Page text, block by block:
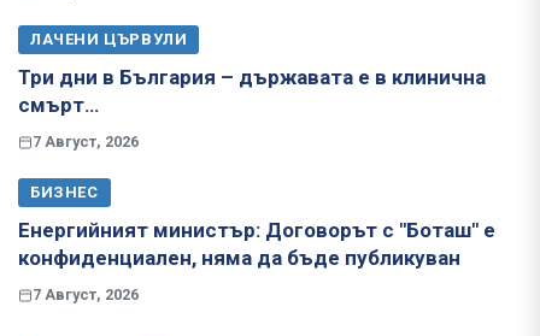
ЛАЧЕНИ ЦЪРВУЛИ
Три дни в България – държавата е в клинична
смърт…
7 Август, 2026
БИЗНЕС
Енергийният министър: Договорът с "Боташ" е
конфиденциален, няма да бъде публикуван
7 Август, 2026